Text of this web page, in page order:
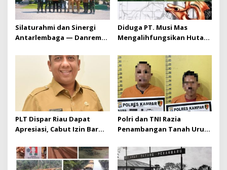
Silaturahmi dan Sinergi
Antarlembaga — Danrem
Kejaksaan Negeri Kuansing
Diduga PT. Musi Mas
Mengalihfungsikan Hutan
diduga melebihi batas izin
yang diizinkan
PLT Dispar Riau Dapat
Apresiasi, Cabut Izin Bar
Pro-Rakyat
Polri dan TNI Razia
Penambangan Tanah Urug,